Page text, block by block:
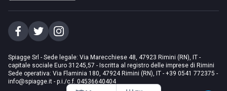
Spiagge Srl - Sede legale: Via Marecchiese 48, 47923 Rimini (RN), IT -
capitale sociale Euro 31245,57 - Iscritta al registro delle imprese di Rimini
Sede operativa: Via Flaminia 180, 47924 Rimini (RN), IT - +39 0541 772375 -
info@spiagge.it - p.i./c.f. 04536640404